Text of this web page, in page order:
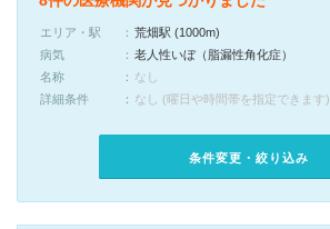
エリア・駅
荒畑駅 (1000m)
病気
老人性いぼ（脂漏性角化症）
名称
なし
詳細条件
なし (曜日や時間帯を指定できます)
条件変更・絞り込み